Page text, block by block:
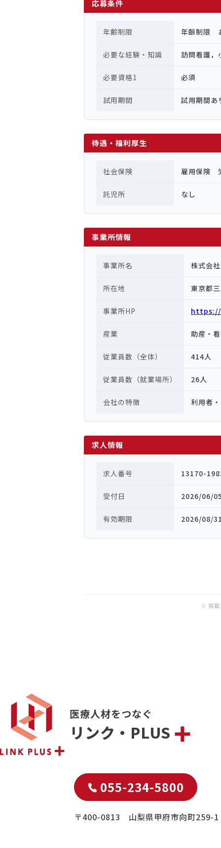
応募条件
年齢制限 年齢制限
必要な経験・知識 訪問看護，
必要資格1 必須
試用期間 試用期間あ
待遇・福利厚生
社会保険 雇用保険
託児所 なし
事業所情報
事業所名 株式会
所在地 東京都
事業所HP
産業 助産・
従業員数（全体） 414人
従業員数（就業場所） 26人
会社の特徴 利用者
求人情報
求人番号 13170-
受付日 2026/06/
有効期限 2026/08/
※ 掲載
医療人材をつなぐ
リンク・PLUS
055-234-5800
〒400-0813 山梨県甲府市向町259-1